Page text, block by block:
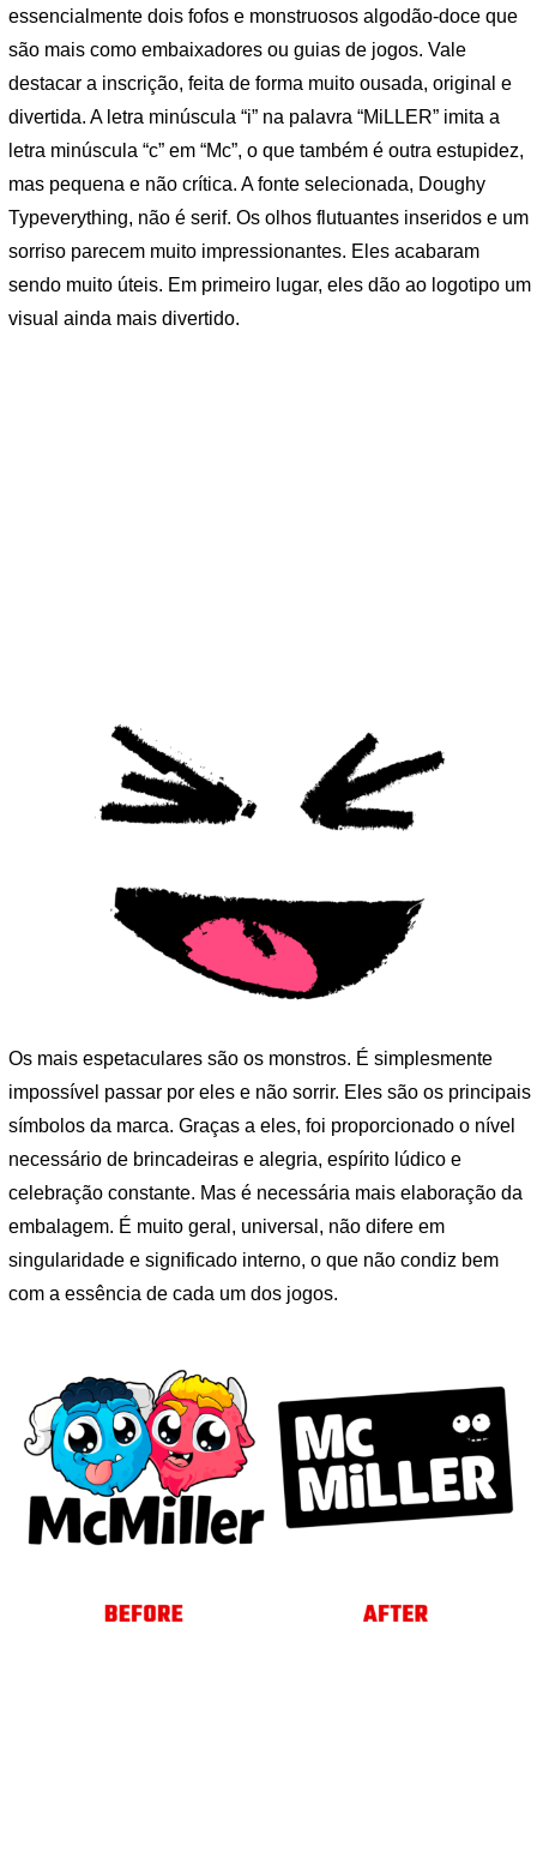
essencialmente dois fofos e monstruosos algodão-doce que
são mais como embaixadores ou guias de jogos. Vale
destacar a inscrição, feita de forma muito ousada, original e
divertida. A letra minúscula “i” na palavra “MiLLER” imita a
letra minúscula “c” em “Mc”, o que também é outra estupidez,
mas pequena e não crítica. A fonte selecionada, Doughy
Typeverything, não é serif. Os olhos flutuantes inseridos e um
sorriso parecem muito impressionantes. Eles acabaram
sendo muito úteis. Em primeiro lugar, eles dão ao logotipo um
visual ainda mais divertido.
Os mais espetaculares são os monstros. É simplesmente
impossível passar por eles e não sorrir. Eles são os principais
símbolos da marca. Graças a eles, foi proporcionado o nível
necessário de brincadeiras e alegria, espírito lúdico e
celebração constante. Mas é necessária mais elaboração da
embalagem. É muito geral, universal, não difere em
singularidade e significado interno, o que não condiz bem
com a essência de cada um dos jogos.